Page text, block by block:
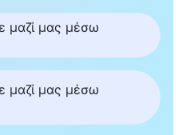
μαζί μας μέσω
μαζί μας μέσω